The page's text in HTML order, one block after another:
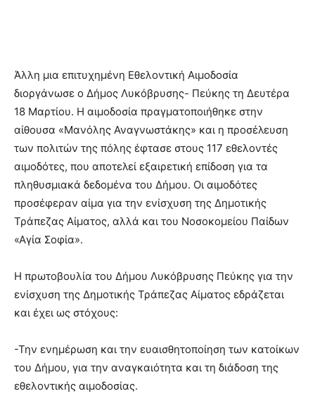
Άλλη μια επιτυχημένη Εθελοντική Αιμοδοσία
διοργάνωσε ο Δήμος Λυκόβρυσης- Πεύκης τη Δευτέρα
18 Μαρτίου. Η αιμοδοσία πραγματοποιήθηκε στην
αίθουσα «Μανόλης Αναγνωστάκης» και η προσέλευση
των πολιτών της πόλης έφτασε στους 117 εθελοντές
αιμοδότες, που αποτελεί εξαιρετική επίδοση για τα
πληθυσμιακά δεδομένα του Δήμου. Οι αιμοδότες
προσέφεραν αίμα για την ενίσχυση της Δημοτικής
Τράπεζας Αίματος, αλλά και του Νοσοκομείου Παίδων
«Αγία Σοφία».
Η πρωτοβουλία του Δήμου Λυκόβρυσης Πεύκης για την
ενίσχυση της Δημοτικής Τράπεζας Αίματος εδράζεται
και έχει ως στόχους:
-Την ενημέρωση και την ευαισθητοποίηση των κατοίκων
του Δήμου, για την αναγκαιότητα και τη διάδοση της
εθελοντικής αιμοδοσίας.